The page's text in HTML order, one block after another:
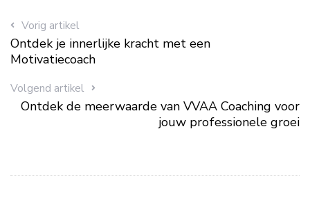
Vorig artikel
Ontdek je innerlijke kracht met een
Motivatiecoach
Volgend artikel
Ontdek de meerwaarde van VVAA Coaching voor
jouw professionele groei